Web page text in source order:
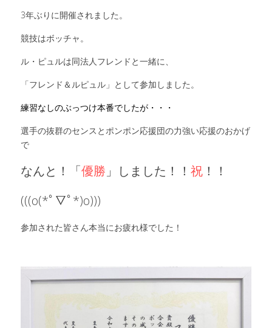
作業のご依頼
3年ぶりに開催されました。
競技はボッチャ。
ル・ピュルは同法人フレンドと一緒に、
「フレンド＆ルピュル」として参加しました。
練習なしのぶっつけ本番でしたが・・・
選手の抜群のセンスとポンポン応援団の力強い応援のおかげ
で
なんと！「優勝 」しました！！ 祝 ！！
(((o(*ﾟ▽ﾟ*)o)))
参加された皆さん本当にお疲れ様でした！